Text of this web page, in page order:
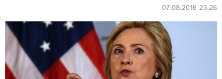
23:26 07.08.2016